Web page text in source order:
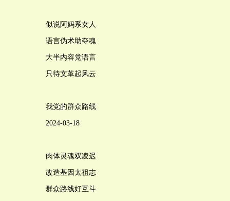
似说阿妈系女人
语言伪术助夺魂
大半内容党语言
只待文革起风云
我党的群众路线
2024-03-18
肉体灵魂双凌迟
改造基因太祖志
群众路线好互斗